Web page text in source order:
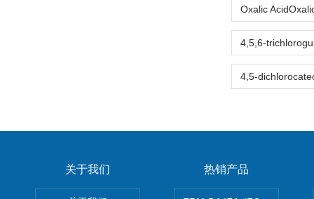
关于我们 热销产品